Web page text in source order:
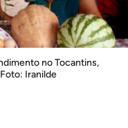
no Tocantins,
Iranilde